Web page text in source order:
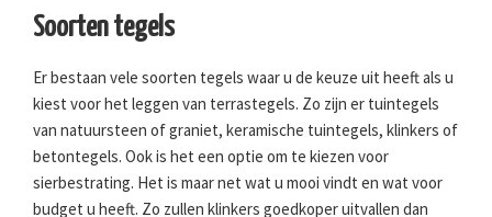
Soorten tegels
Er bestaan vele soorten tegels waar u de keuze uit heeft als u
kiest voor het leggen van terrastegels. Zo zijn er tuintegels
van natuursteen of graniet, keramische tuintegels, klinkers of
betontegels. Ook is het een optie om te kiezen voor
sierbestrating. Het is maar net wat u mooi vindt en wat voor
budget u heeft. Zo zullen klinkers goedkoper uitvallen dan